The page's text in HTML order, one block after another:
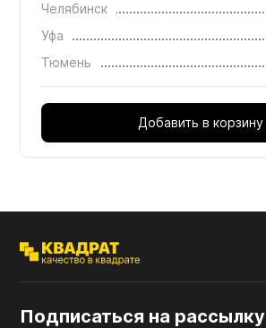
Челябинск
Уфа
Тюмень
Добавить в корзину
Подписаться на рассылку